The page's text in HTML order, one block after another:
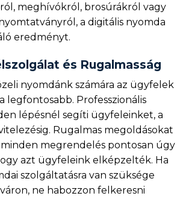
meghívókról, brosúrákról vagy
a digitális nyomda
eredményt.
és Rugalmasság
nyomdánk számára az ügyfelek
legfontosabb. Professzionális
lépésnél segíti ügyfeleinket, a
Rugalmas megoldásokat
megrendelés pontosan úgy
azt ügyfeleink elképzelték. Ha
szolgáltatásra van szüksége
ne habozzon felkeresni